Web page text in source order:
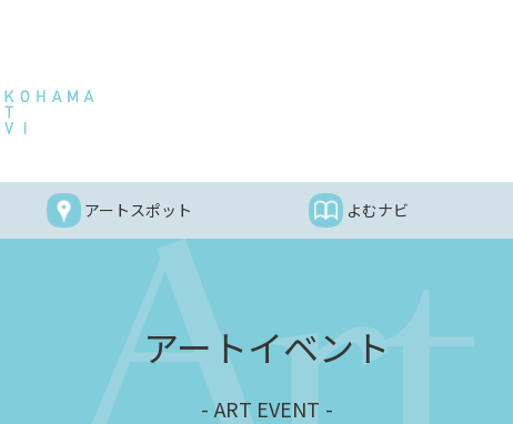
アートスポット よむナビ
アートイベント
ART EVENT